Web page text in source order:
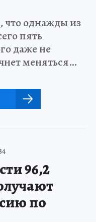
что однажды из
пять
даже не
меняться…
96,2
по